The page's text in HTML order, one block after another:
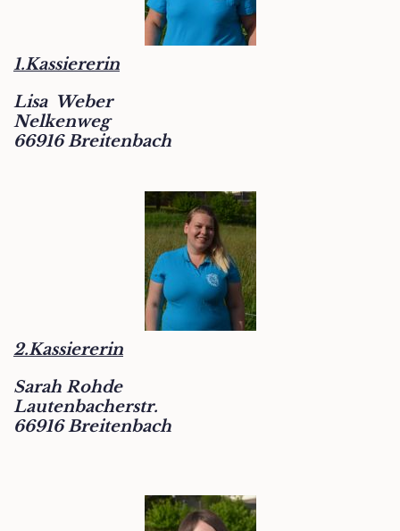
1.Kassiererin
Lisa Weber
Nelkenweg
66916 Breitenbach
2.Kassiererin
Sarah Rohde
Lautenbacherstr.
66916 Breitenbach